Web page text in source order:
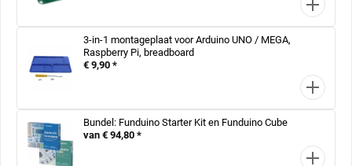
3-in-1 montageplaat voor Arduino UNO / MEGA,
Raspberry Pi, breadboard
€ 9,90 *
Bundel: Funduino Starter Kit en Funduino Cube
van € 94,80 *